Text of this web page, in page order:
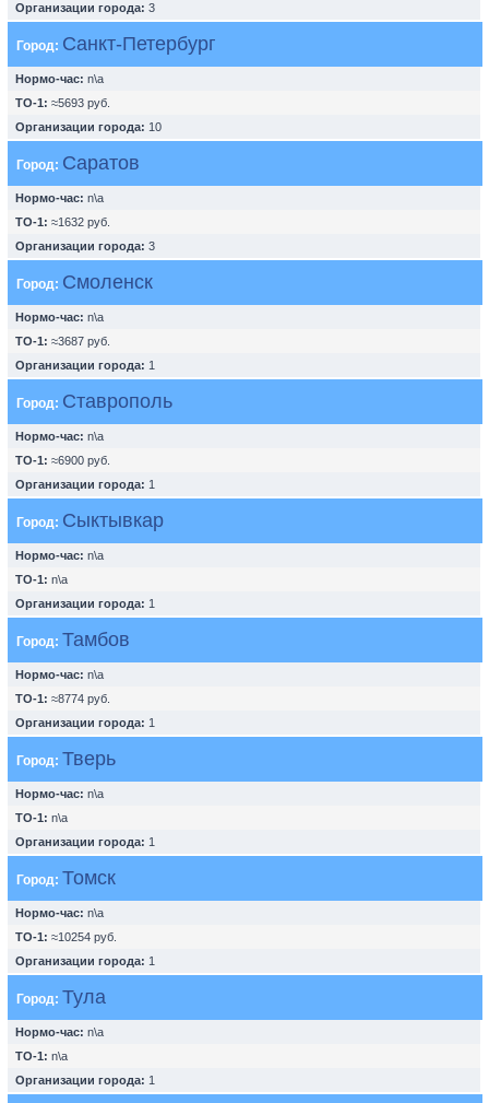
Организации города: 3
Город: Санкт-Петербург
Нормо-час: n\a
ТО-1: ≈5693 руб.
Организации города: 10
Город: Саратов
Нормо-час: n\a
ТО-1: ≈1632 руб.
Организации города: 3
Город: Смоленск
Нормо-час: n\a
ТО-1: ≈3687 руб.
Организации города: 1
Город: Ставрополь
Нормо-час: n\a
ТО-1: ≈6900 руб.
Организации города: 1
Город: Сыктывкар
Нормо-час: n\a
ТО-1: n\a
Организации города: 1
Город: Тамбов
Нормо-час: n\a
ТО-1: ≈8774 руб.
Организации города: 1
Город: Тверь
Нормо-час: n\a
ТО-1: n\a
Организации города: 1
Город: Томск
Нормо-час: n\a
ТО-1: ≈10254 руб.
Организации города: 1
Город: Тула
Нормо-час: n\a
ТО-1: n\a
Организации города: 1